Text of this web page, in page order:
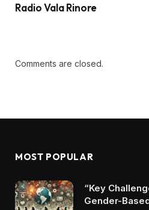
Radio Vala Rinore
Comments are closed.
MOST POPULAR
“Key
Gender-